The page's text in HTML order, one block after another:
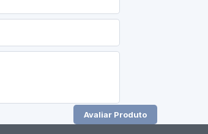
Avaliar Produto